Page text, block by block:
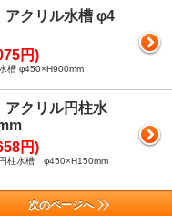
クリル水槽 φ4
円)
槽 φ450×H900mm
クリル円柱水
円)
柱水槽 φ450×H150mm
次のページへ